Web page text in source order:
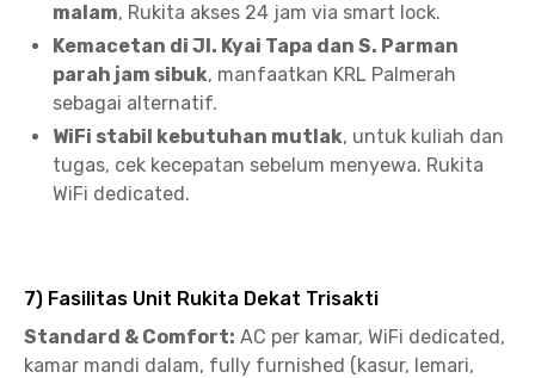
malam, Rukita akses 24 jam via smart lock.
Kemacetan di Jl. Kyai Tapa dan S. Parman
parah jam sibuk, manfaatkan KRL Palmerah
sebagai alternatif.
WiFi stabil kebutuhan mutlak, untuk kuliah dan
tugas, cek kecepatan sebelum menyewa. Rukita
WiFi dedicated.
7) Fasilitas Unit Rukita Dekat Trisakti
Standard & Comfort: AC per kamar, WiFi dedicated,
kamar mandi dalam, fully furnished (kasur, lemari,